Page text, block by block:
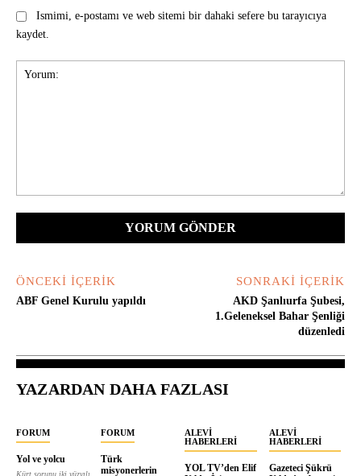
Ismimi, e-postamı ve web sitemi bir dahaki sefere bu tarayıcıya
kaydet.
ÖNCEKI İÇERIK
ABF Genel Kurulu yapıldı
SONRAKI İÇERIK
AKD Şanlıurfa Şubesi,
1.Geleneksel Bahar Şenliği
düzenledi
YAZARDAN DAHA FAZLASI
FORUM
Yol ve yolcu
Kürt sorunu iki yüzyılı
FORUM
Türk
misyonerlerin
ALEVI
HABERLERI
YOL TV’den Elif
ALEVI
HABERLERI
Gazeteci Şükrü